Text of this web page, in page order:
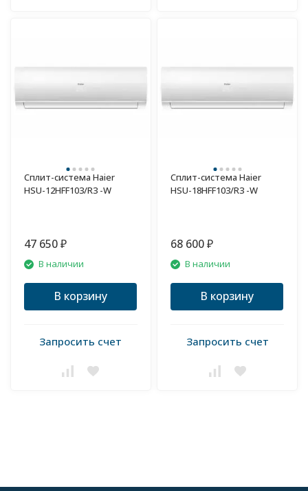
Сплит-система Haier
HSU-12HFF103/R3 -W
47 650 ₽
В наличии
В корзину
Запросить счет
Сплит-система Haier
HSU-18HFF103/R3 -W
68 600 ₽
В наличии
В корзину
Запросить счет